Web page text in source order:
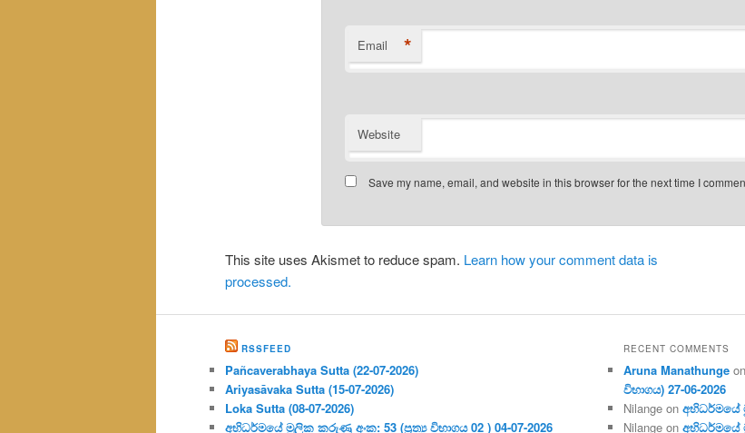
Email *
Website
Save my name, email, and website in this browser for the next time I
This site uses Akismet to reduce spam. Learn how your comment data is
processed.
RSSFEED
Pañcaverabhaya Sutta (22-07-2026)
Ariyasāvaka Sutta (15-07-2026)
Loka Sutta (08-07-2026)
අභිධර්මයේ මූලික කරුණු අංක: 53 (ප්‍ර‍ත්‍ය විභාගය 02 ) 04-07-2026
RECENT COMMENTS
Aruna Manathunge
විභාගය) 27-06-2026
Nilange onඅභිධර්මයේ
Nilange onඅභිධර්මයේ